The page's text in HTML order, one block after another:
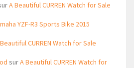
A Beautiful CURREN Watch for Sale
YZF-R3 Sports Bike 2015
CURREN Watch for Sale
surA Beautiful CURREN Watch for